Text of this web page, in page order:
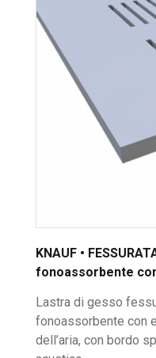
KNAUF •
fonoassorbente
Lastra di gesso
fonoassorbente con
dell’aria, con bordo